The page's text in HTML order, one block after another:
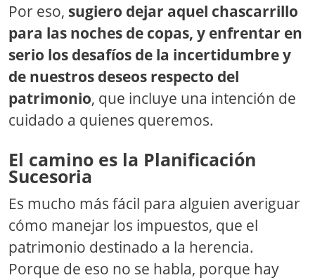
Por eso, sugiero dejar aquel chascarrillo
para las noches de copas, y enfrentar en
serio los desafíos de la incertidumbre y
de nuestros deseos respecto del
patrimonio, que incluye una intención de
cuidado a quienes queremos.
El camino es la Planificación
Sucesoria
Es mucho más fácil para alguien averiguar
cómo manejar los impuestos, que el
patrimonio destinado a la herencia.
Porque de eso no se habla, porque hay